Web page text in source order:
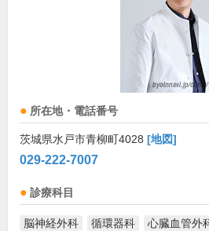
所在地・電話番号
茨城県水戸市青柳町4028 [地図]
029-222-7007
診療科目
脳神経外科 循環器科 心臓血管外